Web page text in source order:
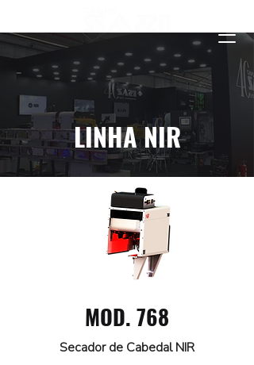
LINHA NIR
MOD. 768
Secador de Cabedal NIR